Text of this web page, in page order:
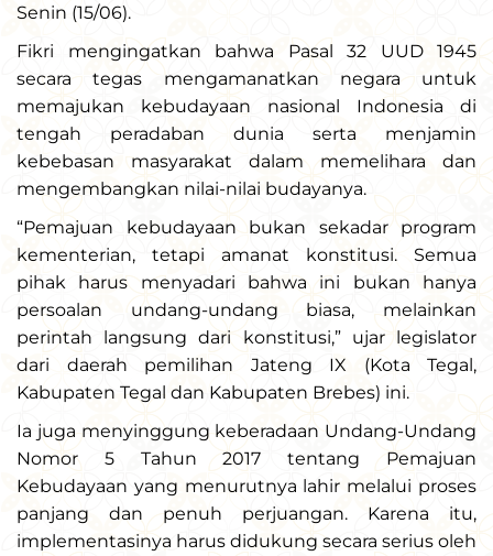
Senin (15/06).
Fikri mengingatkan bahwa Pasal 32 UUD 1945
secara tegas mengamanatkan negara untuk
memajukan kebudayaan nasional Indonesia di
tengah peradaban dunia serta menjamin
kebebasan masyarakat dalam memelihara dan
mengembangkan nilai-nilai budayanya.
“Pemajuan kebudayaan bukan sekadar program
kementerian, tetapi amanat konstitusi. Semua
pihak harus menyadari bahwa ini bukan hanya
persoalan undang-undang biasa, melainkan
perintah langsung dari konstitusi,” ujar legislator
dari daerah pemilihan Jateng IX (Kota Tegal,
Kabupaten Tegal dan Kabupaten Brebes) ini.
Ia juga menyinggung keberadaan Undang-Undang
Nomor 5 Tahun 2017 tentang Pemajuan
Kebudayaan yang menurutnya lahir melalui proses
panjang dan penuh perjuangan. Karena itu,
implementasinya harus didukung secara serius oleh